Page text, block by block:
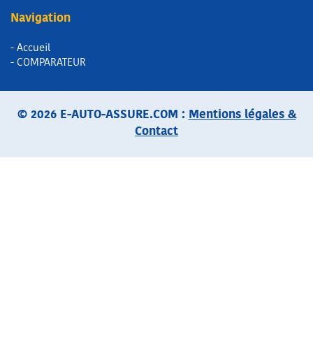
Navigation
- Accueil
- COMPARATEUR
© 2026 E-AUTO-ASSURE.COM : Mentions légales &
Contact